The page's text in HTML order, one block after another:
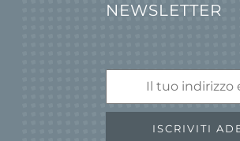
NEWSLETTER
ISCRIVITI